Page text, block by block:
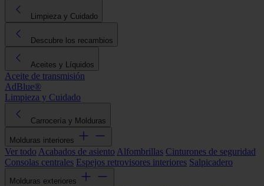
Limpieza y Cuidado
Descubre los recambios
Aceites y Líquidos
Aceite de transmisión
AdBlue®
Limpieza y Cuidado
Carrocería y Molduras
Molduras interiores
Ver todo Acabados de asiento Alfombrillas Cinturones de seguridad
Consolas centrales Espejos retrovisores interiores Salpicadero
Molduras exteriores